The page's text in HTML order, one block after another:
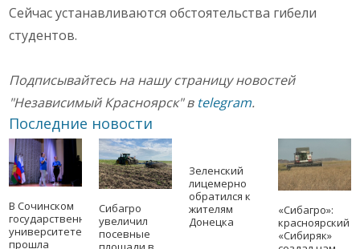
Сейчас устанавливаются обстоятельства гибели
студентов.
Подписывайтесь на нашу страницу новостей
"Независимый Красноярск" в telegram.
Последние новости
В Сочинском
государственном
университете
прошла
Сибагро
увеличил
посевные
Зеленский
лицемерно
обратился к
жителям
Донецка
«Сибагро»:
красноярский
«Сибиряк»